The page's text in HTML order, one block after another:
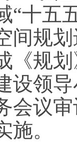
“十五
间规
《规
设领
会议
。